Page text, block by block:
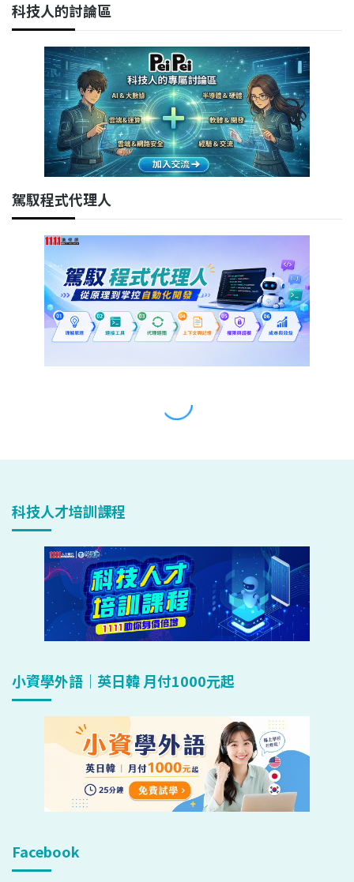
科技人才培訓課程
小資學外語｜英日韓 月付1000元起
Facebook